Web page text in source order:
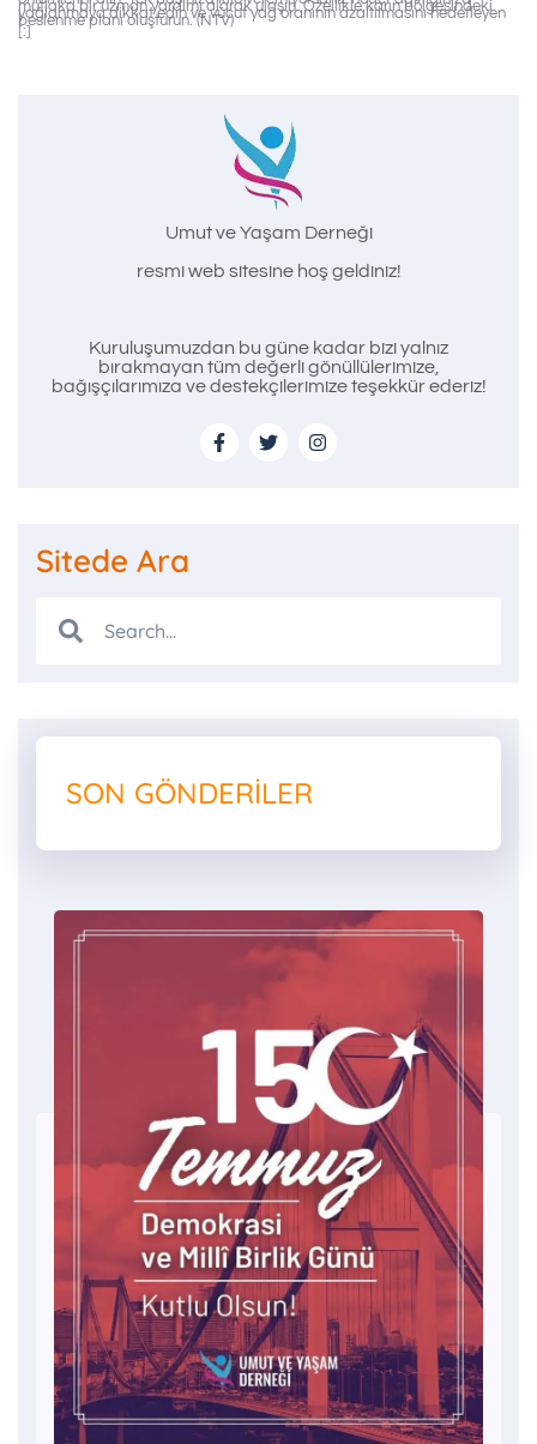
mutlaka bir uzman yardımı alarak ulaşın. Özellikle karın bölgesindeki
yağlanmaya dikkat edin ve vücut yağ oranının azaltılmasını hedefleyen
beslenme planı oluşturun. (NTV)
[:]
Umut ve Yaşam Derneği
resmi web sitesine hoş geldiniz!
Kuruluşumuzdan bu güne kadar bizi yalnız
bırakmayan tüm değerli gönüllülerimize,
bağışçılarımıza ve destekçilerimize teşekkür ederiz!
Sitede Ara
SON GÖNDERILER